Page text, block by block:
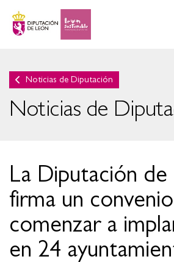
Noticias de Diputación
Noticias de
La Diputación de
firma un
comenzar a
en 24